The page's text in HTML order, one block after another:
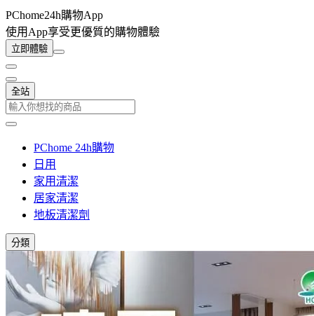
PChome24h購物App
使用App享受更優質的購物體驗
立即體驗
全站
PChome 24h購物
日用
家用清潔
居家清潔
地板清潔劑
分類